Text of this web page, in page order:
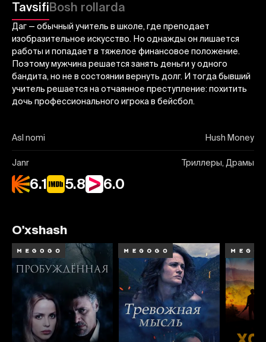
TavsifiBosh rollarda
Даг — обычный учитель в школе, где преподает
изобразительное искусство. Но однажды он лишается
работы и попадает в тяжелое финансовое положение.
Поэтому мужчина решается занять деньги у одного
бандита, но не в состоянии вернуть долг. И тогда бывший
учитель решается на отчаянное преступление: похитить
дочь профессионального игрока в бейсбол.
Asl nomi Hush Money
Janr Триллеры, Драмы
6.1 5.8 6.0
Yuborish
O'xshash